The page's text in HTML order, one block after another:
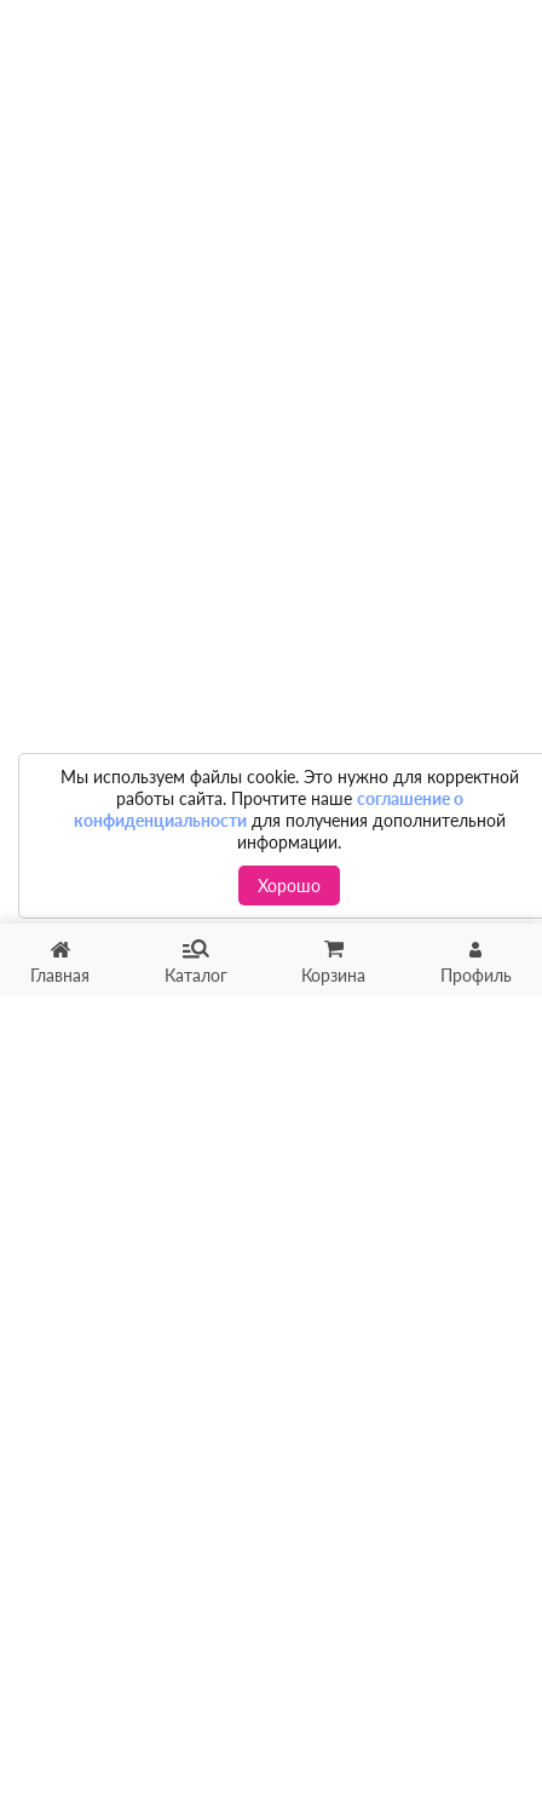
Главная Каталог Корзина Профиль
Мы используем файлы cookie. Это нужно для корректной
работы сайта. Прочтите наше соглашение о
конфиденциальностидля получения дополнительной
информации.
Хорошо